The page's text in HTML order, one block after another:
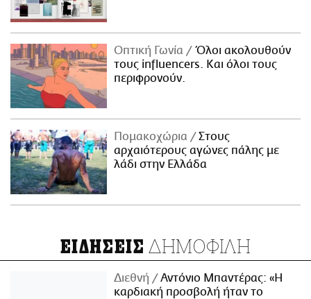
Οπτική Γωνία
Όλοι ακολουθούν
τους influencers. Και όλοι τους
περιφρονούν.
Πομακοχώρια
Στους
αρχαιότερους αγώνες πάλης με
λάδι στην Ελλάδα
ΕΙΔΗΣΕΙΣ ΔΗΜΟΦΙΛΗ
Διεθνή
Αντόνιο Μπαντέρας: «Η
καρδιακή προσβολή ήταν το